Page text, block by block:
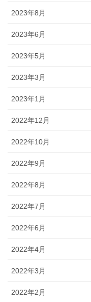
2023年8月
2023年6月
2023年5月
2023年3月
2023年1月
2022年12月
2022年10月
2022年9月
2022年8月
2022年7月
2022年6月
2022年4月
2022年3月
2022年2月